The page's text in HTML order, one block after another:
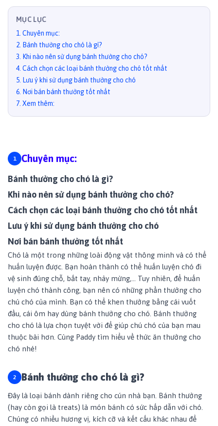
MỤC LỤC
1 Chuyên mục:
2 Bánh thưởng cho chó là gì?
3
Khi nào nên sử dụng bánh thưởng cho chó?
4. Cách chọn các loại bánh thưởng cho chó tốt nhất
5 Lưu ý khi sử dụng bánh thưởng cho chó
6 Nơi bán bánh thưởng tốt nhất
7 Xem thêm:
Chuyên mục:
Bánh thưởng cho chó là gì?
Khi nào nên sử dụng bánh thưởng cho chó?
Cách chọn các loại bánh thưởng cho chó tốt nhất
Lưu ý khi sử dụng bánh thưởng cho chó
Nơi bán bánh thưởng tốt nhất
Chó là một trong những loài động vật thông minh và có thể
huấn luyện được. Bạn hoàn thành có thể huấn luyện chó đi
vệ sinh đúng chỗ, bắt tay, nhảy mừng,... Tuy nhiên, để huấn
luyện chó thành công, bạn nên có những phần thưởng cho
chú chó của mình. Bạn có thể khen thưởng bằng cái vuốt
đầu, cái ôm hay dùng bánh thưởng cho chó. Bánh thưởng
cho chó là lựa chọn tuyệt vời để giúp chú chó của bạn mau
thuộc bài hơn. Cùng Paddy tìm hiểu về thức ăn thưởng cho
chó nhé!
Bánh thưởng cho chó là gì?
Đây là loại bánh dành riêng cho cún nhà bạn. Bánh thưởng
(hay còn gọi là treats) là món bánh có sức hấp dẫn với chó.
Chúng có nhiều hương vị, kích cỡ và kết cấu khác nhau để